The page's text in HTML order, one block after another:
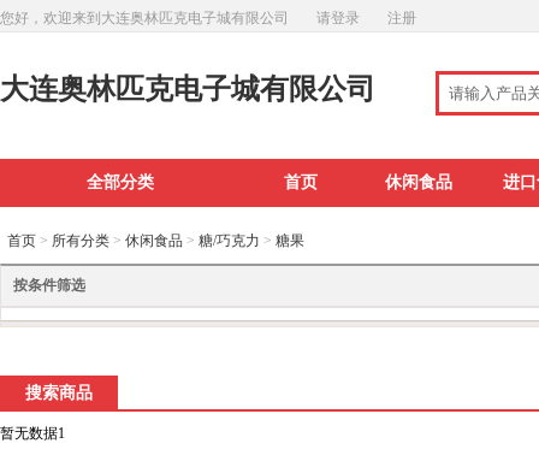
您好，欢迎来到大连奥林匹克电子城有限公司 请登录 注册
大连奥林匹克电子城有限公司
全部分类 首页 休闲食品 进
首页 > 所有分类 > 休闲食品 > 糖/巧克力 > 糖果
按条件筛选
搜索商品
暂无数据1